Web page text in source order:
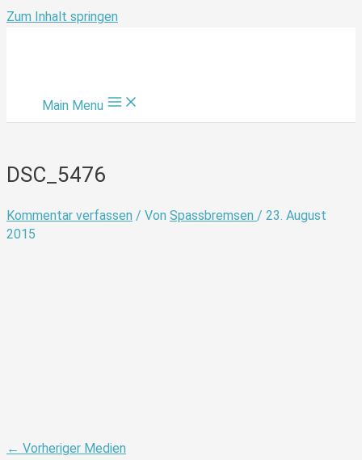
Zum Inhalt springen
Main Menu
DSC_5476
Kommentar verfassen / Von Spassbremsen / 23. August
2015
← Vorheriger Medien